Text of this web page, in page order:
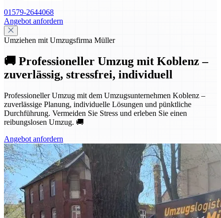
01579-2644068
Angebot anfordern
Umziehen mit Umzugsfirma Müller
🚚 Professioneller Umzug mit Koblenz –
zuverlässig, stressfrei, individuell
Professioneller Umzug mit dem Umzugsunternehmen Koblenz –
zuverlässige Planung, individuelle Lösungen und pünktliche
Durchführung. Vermeiden Sie Stress und erleben Sie einen
reibungslosen Umzug. 🚚
Angebot anfordern